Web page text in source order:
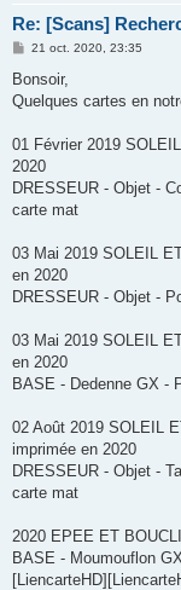
Re: [Scans]
M
s
a
21 oct. 2020, 23:35
Bonsoir,
Quelques cartes en
01 Février 2019
2020
DRESSEUR - Objet -
carte mat
03 Mai 2019 SOLEIL
en 2020
DRESSEUR - Objet -
03 Mai 2019 SOLEIL
en 2020
BASE - Dedenne GX -
02 Août 2019 SOLEIL
imprimée en 2020
DRESSEUR - Objet -
carte mat
2020 EPEE ET
BASE - Moumouflon